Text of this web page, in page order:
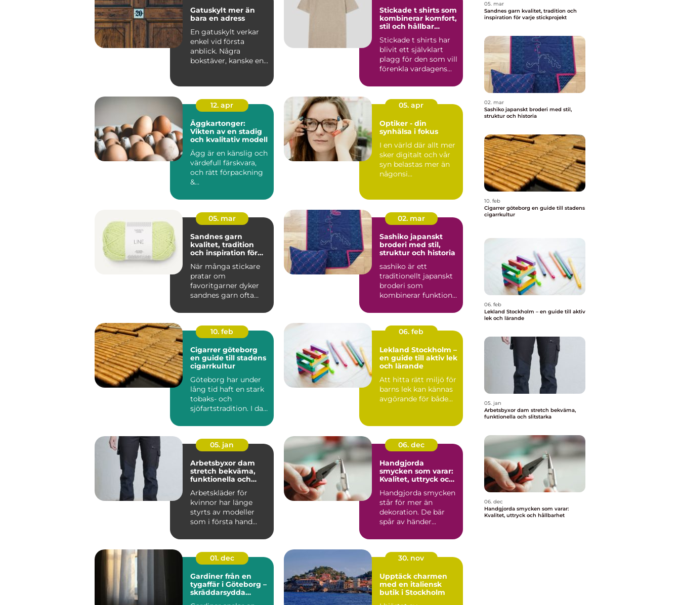
Gatuskylt mer än
bara en adress
En gatuskylt verkar
enkel vid första
anblick. Några
bokstäver, kanske en
Stickade t shirts som
kombinerar komfort,
stil och hållbar
Stickade t shirts har
blivit ett självklart
plagg för den som vill
förenkla vardagens...
12. apr
Äggkartonger:
Vikten av en stadig
och kvalitativ modell
Ägg är en känslig och
värdefull färskvara,
och rätt förpackning
&...
05. apr
Optiker - din
synhälsa i fokus
I en värld där allt mer
sker digitalt och vår
syn belastas mer än
någonsi...
05. mar
Sandnes garn
kvalitet, tradition
och inspiration för
När många stickare
pratar om
favoritgarner dyker
sandnes garn ofta
av lång tradit...
02. mar
Sashiko japanskt
broderi med stil,
struktur och historia
sashiko är ett
traditionellt japanskt
broderi som
kombinerar funktion,
skönhet....
10. feb
Cigarrer göteborg
en guide till stadens
cigarrkultur
Göteborg har under
lång tid haft en stark
tobaks- och
sjöfartstradition. I dag
06. feb
Lekland Stockholm –
en guide till aktiv lek
och lärande
Att hitta rätt miljö för
barns lek kan kännas
avgörande för både...
05. jan
Arbetsbyxor dam
stretch bekväma,
funktionella och
Arbetskläder för
kvinnor har länge
styrts av modeller
som i första hand
06. dec
Handgjorda
smycken som varar:
Kvalitet, uttryck och
Handgjorda smycken
står för mer än
dekoration. De bär
spår av händer...
01. dec
Gardiner från en
tygaffär i Göteborg –
skräddarsydda
30. nov
Upptäck charmen
med en italiensk
butik i Stockholm
05. mar
Sandnes garn kvalitet, tradition och
inspiration för varje stickprojekt
02. mar
Sashiko japanskt broderi med stil,
struktur och historia
10. feb
Cigarrer göteborg en guide till stadens
cigarrkultur
06. feb
Lekland Stockholm – en guide till aktiv
lek och lärande
05. jan
Arbetsbyxor dam stretch bekväma,
funktionella och slitstarka
06. dec
Handgjorda smycken som varar:
Kvalitet, uttryck och hållbarhet